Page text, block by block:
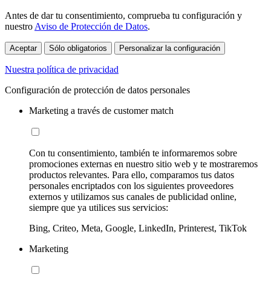
Antes de dar tu consentimiento, comprueba tu configuración y
nuestro Aviso de Protección de Datos.
Aceptar Sólo obligatorios Personalizar la configuración
Nuestra política de privacidad
Configuración de protección de datos personales
Marketing a través de customer match
Con tu consentimiento, también te informaremos sobre
promociones externas en nuestro sitio web y te mostraremos
productos relevantes. Para ello, comparamos tus datos
personales encriptados con los siguientes proveedores
externos y utilizamos sus canales de publicidad online,
siempre que ya utilices sus servicios:
Bing, Criteo, Meta, Google, LinkedIn, Printerest, TikTok
Marketing